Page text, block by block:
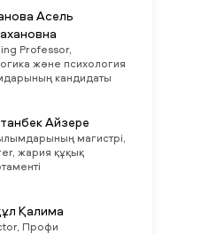
Асель
Professor,
және психология
кандидаты
Айзере
магистрі,
жария құқық
Қалима
Профи